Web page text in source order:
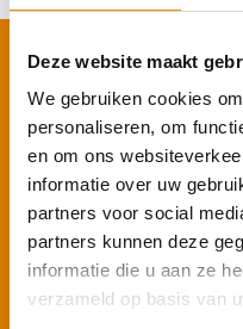
Deze website maakt
We gebruiken cookies
personaliseren, om
en om ons
informatie over uw
partners voor social
partners kunnen deze
informatie die u aan ze
verzameld op basis van
Schrijf je in voor
Voornaam*